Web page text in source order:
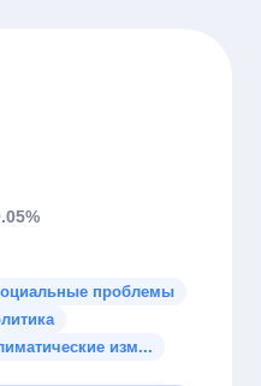
проблемы
изм...